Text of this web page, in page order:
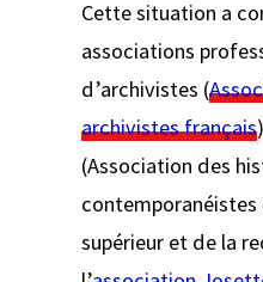
Cette situation a
associations
d’archivistes (
archivistes français
(Association des
contemporanéistes
supérieur et de la